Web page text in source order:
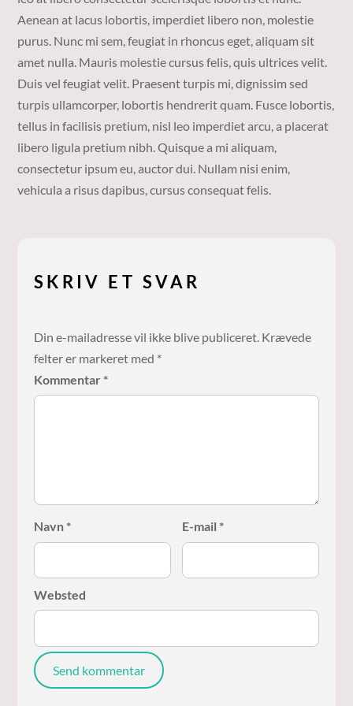
Aenean at lacus lobortis, imperdiet libero non, molestie
purus. Nunc mi sem, feugiat in rhoncus eget, aliquam sit
amet nulla. Mauris molestie cursus felis, quis ultrices velit.
Duis vel feugiat velit. Praesent turpis mi, dignissim sed
turpis ullamcorper, lobortis hendrerit quam. Fusce lobortis,
tellus in facilisis pretium, nisl leo imperdiet arcu, a placerat
libero ligula pretium nibh. Quisque a mi aliquam,
consectetur ipsum eu, auctor dui. Nullam nisi enim,
vehicula a risus dapibus, cursus consequat felis.
SKRIV ET SVAR
Din e-mailadresse vil ikke blive publiceret. Krævede
felter er markeret med *
Kommentar *
Navn * E-mail *
Websted